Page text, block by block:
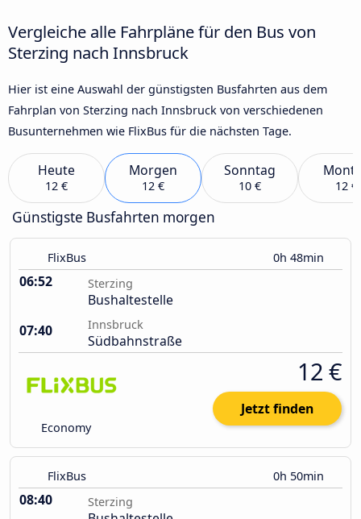
Vergleiche alle Fahrpläne für den Bus von
Sterzing nach Innsbruck
Hier ist eine Auswahl der günstigsten Busfahrten aus dem
Fahrplan von Sterzing nach Innsbruck von verschiedenen
Busunternehmen wie FlixBus für die nächsten Tage.
Heute
12 €
Morgen
12 €
Sonntag
10 € 12 €
Günstigste Busfahrten morgen
FlixBus 0h 48min
06:52 Sterzing
Bushaltestelle
07:40
Innsbruck
Südbahnstraße
Economy
12 €
Jetzt finden
FlixBus 0h 50min
08:40 Sterzing